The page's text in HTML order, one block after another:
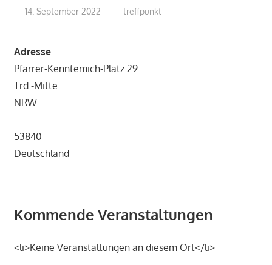
14. September 2022 treffpunkt
Adresse
Pfarrer-Kenntemich-Platz 29
Trd.-Mitte
NRW
53840
Deutschland
Kommende Veranstaltungen
<li>Keine Veranstaltungen an diesem Ort</li>